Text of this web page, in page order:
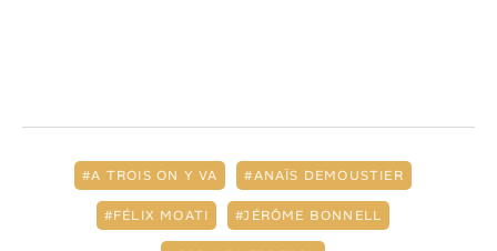
A TROIS ON Y VA ANAÏS DEMOUSTIER
FÉLIX MOATI JÉRÔME BONNELL